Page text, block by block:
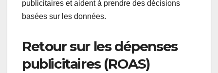
publicitaires et aident à prendre des décisions
basées sur les données.
Retour sur les dépenses
publicitaires (ROAS)